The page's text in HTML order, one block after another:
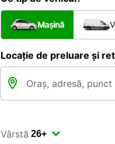
Mașină
Locație de preluare și
Vârstă